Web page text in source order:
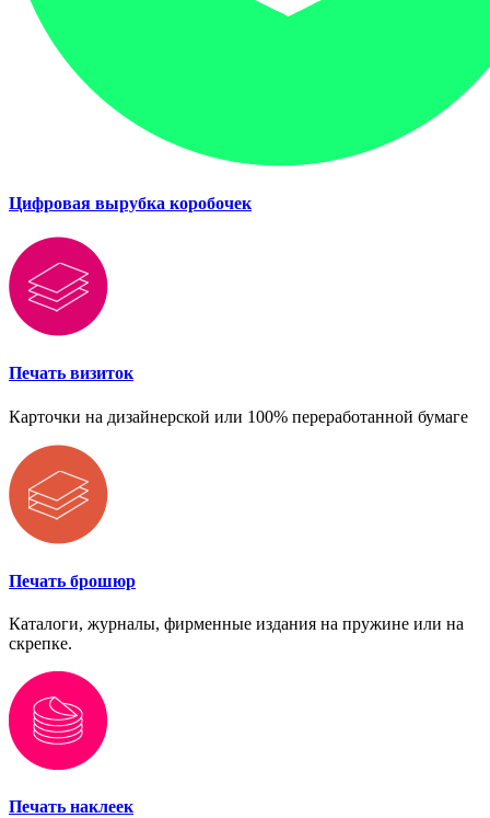
Цифровая вырубка коробочек
Печать визиток
Карточки на дизайнерской или 100% переработанной бумаге
Печать брошюр
Каталоги, журналы, фирменные издания на пружине или на
скрепке.
Печать наклеек